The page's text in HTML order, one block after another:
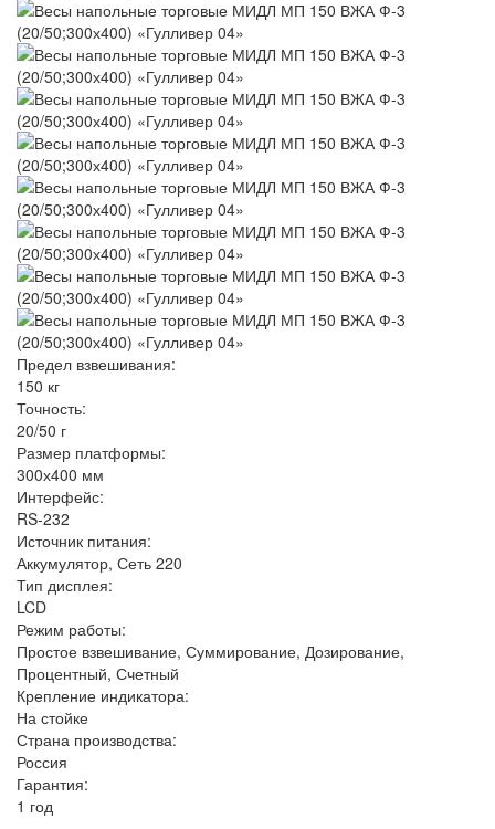
Предел взвешивания:
150 кг
Точность:
20/50 г
Размер платформы:
300х400 мм
Интерфейс:
RS-232
Источник питания:
Аккумулятор, Сеть 220
Тип дисплея:
LCD
Режим работы:
Простое взвешивание, Суммирование, Дозирование,
Процентный, Счетный
Крепление индикатора:
На стойке
Страна производства:
Россия
Гарантия:
1 год